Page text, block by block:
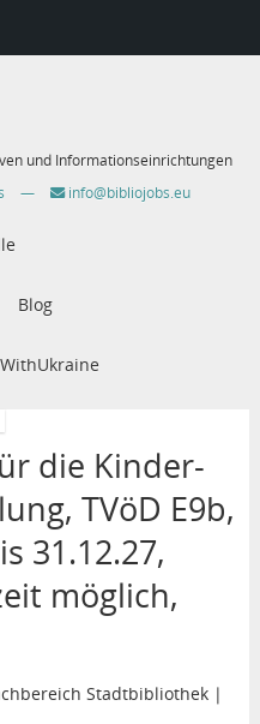
und Informationseinrichtungen
— info@bibliojobs.eu
Blog
die Kinder-
TVöD E9b,
31.12.27,
möglich,
Stadtbibliothek |